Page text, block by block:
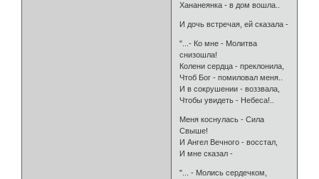
Хананеянка - в дом вошла..
И дочь встречая, ей сказала -
"...- Ко мне - Молитва
снизошла!
Колени сердца - преклонила,
Чтоб Бог - помиловал меня..
И в сокрушении - воззвала,
Чтобы увидеть - Небеса!..
Меня коснулась - Сила
Свыше!
И Ангел Вечного - восстал,
И мне сказал -
"... - Молись сердечком,